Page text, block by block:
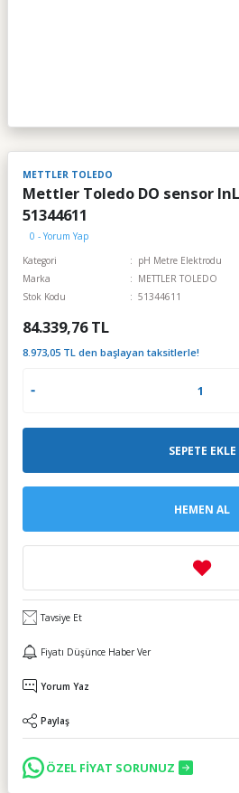
METTLER TOLEDO
Mettler Toledo DO sensor
51344611
0 - Yorum Yap
Kategori
pH Metre Elektrodu
Marka
METTLER TOLEDO
Stok Kodu
51344611
84.339,76 TL
8.973,05 TL den başlayan taksitlerle!
SEPETE EKLE
HEMEN AL
Tavsiye Et
Fiyatı Düşünce Haber Ver
Yorum Yaz
Paylaş
ÖZEL FİYAT SORUNUZ